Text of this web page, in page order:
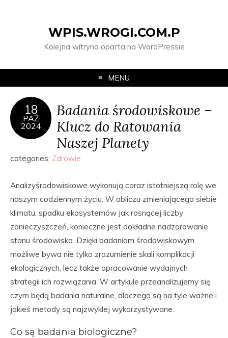
WPIS.WROGI.COM.P
Kolejna witryna oparta na WordPressie
MENU
18
PAŹ
2024
Badania środowiskowe –
Klucz do Ratowania
Naszej Planety
categories: Zdrowie
Analizyśrodowiskowe wykonują coraz istotniejszą rolę we
naszym codziennym życiu. W obliczu zmieniającego siebie
klimatu, spadku ekosystemów jak rosnącej liczby
zanieczyszczeń, konieczne jest dokładne nadzorowanie
stanu środowiska. Dzięki badaniom środowiskowym
możliwe bywa nie tylko zrozumienie skali komplikacji
ekologicznych, lecz także opracowanie wydajnych
strategii ich rozwiązania. W artykule przeanalizujemy się,
czym będą badania naturalne, dlaczego są na tyle ważne i
jakieś metody są najzwyklej wykorzystywane.
Co są badania biologiczne?